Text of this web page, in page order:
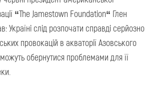
“The Jamestown Foundation“ Глен
Україні слід розпочати справді серйозно
провокацій в акваторії Азовського
обернутися проблемами для її